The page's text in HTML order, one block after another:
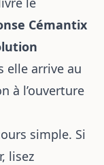
Cémantix
elle arrive au
à l’ouverture
simple. Si
lisez